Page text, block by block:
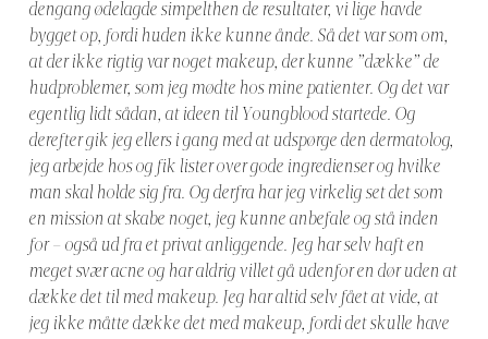
dengang ødelagde simpelthen de resultater, vi lige havde
bygget op, fordi huden ikke kunne ånde. Så det var som om,
at der ikke rigtig var noget makeup, der kunne ”dække” de
hudproblemer, som jeg mødte hos mine patienter. Og det var
egentlig lidt sådan, at ideen til Youngblood startede. Og
derefter gik jeg ellers i gang med at udspørge den dermatolog,
jeg arbejde hos og fik lister over gode ingredienser og hvilke
man skal holde sig fra. Og derfra har jeg virkelig set det som
en mission at skabe noget, jeg kunne anbefale og stå inden
for – også ud fra et privat anliggende. Jeg har selv haft en
meget svær acne og har aldrig villet gå udenfor en dør uden at
dække det til med makeup. Jeg har altid selv fået at vide, at
jeg ikke måtte dække det med makeup, fordi det skulle have